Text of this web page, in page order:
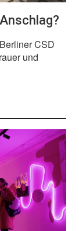
CSD
und